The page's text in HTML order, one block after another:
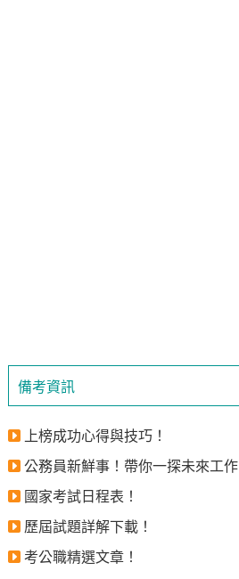
備考資訊
上榜成功心得與技巧！
公務員新鮮事！帶你一探未來工作
國家考試日程表！
歷屆試題詳解下載！
考公職精選文章！